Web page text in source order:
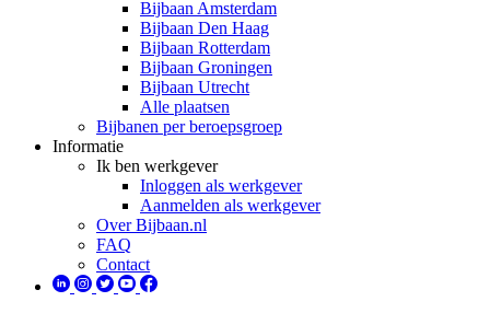
Bijbaan Amsterdam
Bijbaan Den Haag
Bijbaan Rotterdam
Bijbaan Groningen
Bijbaan Utrecht
Alle plaatsen
Bijbanen per beroepsgroep
Informatie
Ik ben werkgever
Inloggen als werkgever
Aanmelden als werkgever
Over Bijbaan.nl
FAQ
Contact